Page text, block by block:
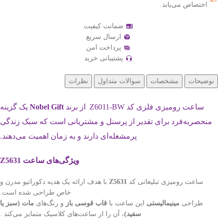
اختصاص می‌یابد.
ضمانت کیفیت
ارسال سریع
پرداخت امن
پشتیبانی خرید
توضیحات مشخصات سوالات متداول نظرات
ساعت رومیزی فلزی کد Z6011-BW از برند Nobel Gift یک گزینه
منحصربه‌فرد برای تقدیر از پرسنل و مشتریانی است که سبک زندگی
پرمشغله‌ای دارند و به زمان اهمیت می‌دهند.
ویژگی‌های ساعت Z5631
ساعت رومیزی تبلیغاتی کد Z5631 با هدف ارائه یک هدیه دکوراتیو مدرن و
خاص طراحی شده است.
طراحی مینیمالیستی این ساعت با قاب قوسی باز و رنگ‌های مات (سبز یا
سفید)، آن را از ساعت‌های کلاسیک متمایز می‌کند .